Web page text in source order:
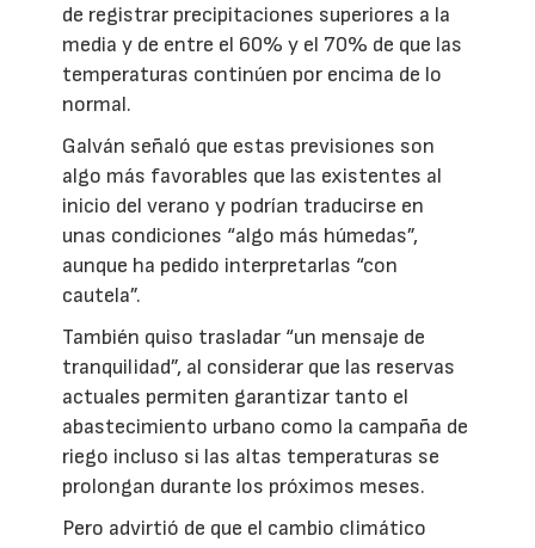
de registrar precipitaciones superiores a la
media y de entre el 60% y el 70% de que las
temperaturas continúen por encima de lo
normal.
Galván señaló que estas previsiones son
algo más favorables que las existentes al
inicio del verano y podrían traducirse en
unas condiciones “algo más húmedas”,
aunque ha pedido interpretarlas “con
cautela”.
También quiso trasladar “un mensaje de
tranquilidad”, al considerar que las reservas
actuales permiten garantizar tanto el
abastecimiento urbano como la campaña de
riego incluso si las altas temperaturas se
prolongan durante los próximos meses.
Pero advirtió de que el cambio climático